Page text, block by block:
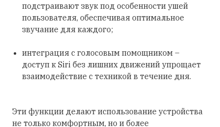
подстраивают звук под особенности ушей
пользователя, обеспечивая оптимальное
звучание для каждого;
интеграция с голосовым помощником –
доступ к Siri без лишних движений упрощает
взаимодействие с техникой в течение дня.
Эти функции делают использование устройства
не только комфортным, но и более